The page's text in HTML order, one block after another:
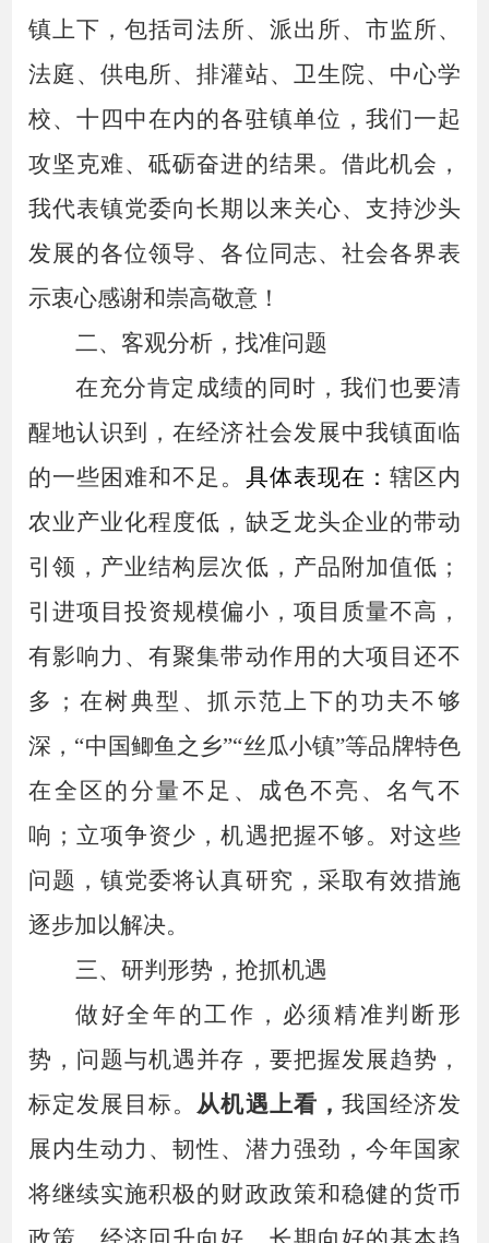
镇上下 ，包括司法所、派出所、市监所、
法庭、供电所、排灌站、卫生院、中心学
校、十四中在内的各驻镇单位，我们一起
攻坚克难、砥砺奋进的结果。借此机会，
我代表镇党委向长期以来关心、支持沙头
发展的各位领导、各位同志、社会各界表
示衷心感谢和崇高敬意！
二、客观分析， 找准问题
在充分肯定成绩的同时，我们也要清
醒地认识到，在经济社会发展中我镇面临
的一些困难和不足。 具体表现在： 辖区内
农业产业化程度低，缺乏龙头企业的带动
引领，产业结构层次低，产品附加值低；
引进项目投资规模偏小，项目质量不高，
有影响力、有聚集带动作用的大项目还不
多 ；在树典型、抓示范上下的功夫不够
深， “中国鲫鱼之乡”“丝瓜小镇”等品牌特色
在全区的分量不足、成色不亮、名气不
响； 立项争资少，机遇把握不够。 对这些
问题，镇党委将认真研究，采取有效措施
逐步加以解决。
三、研判形势，抢抓机遇
做好全年的工作，必须精准判断形
势，问题与机遇并存，要把握发展趋势，
标定发展目标。 从机遇上看， 我国经济发
展内生动力、韧性、潜力强劲， 今年 国家
将继续实施积极的财政政策和稳健的货币